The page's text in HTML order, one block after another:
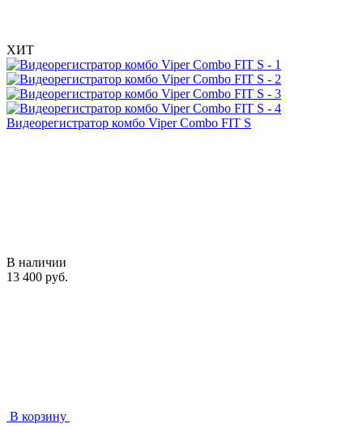
ХИТ
Видеорегистратор комбо Viper Combo FIT S
В наличии
13 400 руб.
В корзину